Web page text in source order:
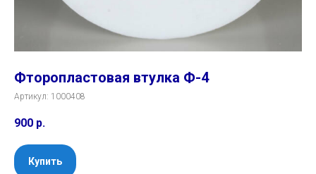
Фторопластовая втулка Ф-4
Артикул: 1000408
900 р.
Купить